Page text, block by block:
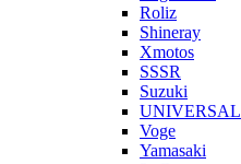
Roliz
Shineray
Xmotos
SSSR
Suzuki
UNIVERSAL
Voge
Yamasaki